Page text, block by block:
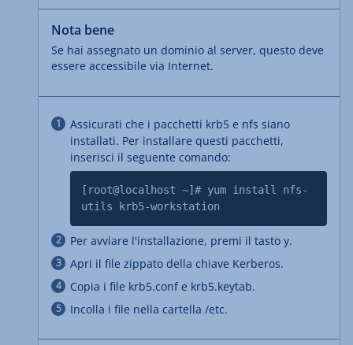
Nota bene
Se hai assegnato un dominio al server, questo deve
essere accessibile via Internet.
Assicurati che i pacchetti krb5 e nfs siano
installati. Per installare questi pacchetti,
inserisci il seguente comando:
[root@localhost ~]# yum install nfs-
utils krb5-workstation
Per avviare l'installazione, premi il tasto y.
Apri il file zippato della chiave Kerberos.
Copia i file krb5.conf e krb5.keytab.
Incolla i file nella cartella /etc.